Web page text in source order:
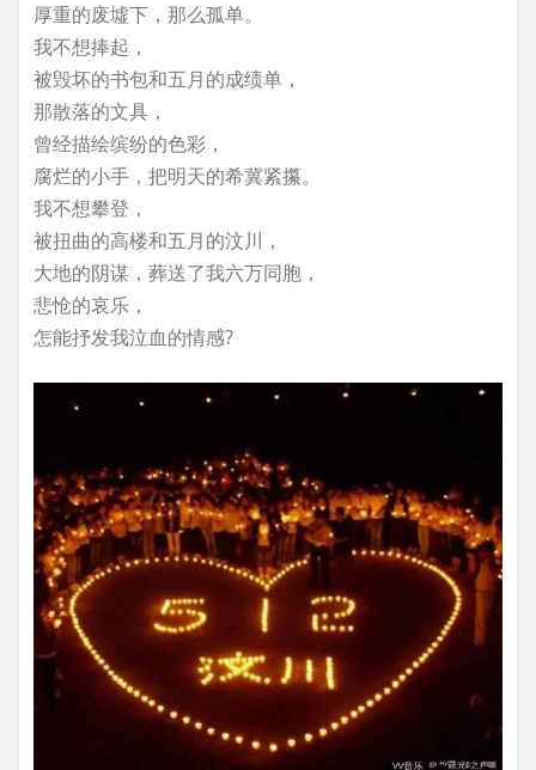
厚重的废墟下，那么孤单。
我不想捧起，
被毁坏的书包和五月的成绩单，
那散落的文具，
曾经描绘缤纷的色彩，
腐烂的小手，把明天的希冀紧攥。
我不想攀登，
被扭曲的高楼和五月的汶川，
大地的阴谋，葬送了我六万同胞，
悲怆的哀乐，
怎能抒发我泣血的情感?